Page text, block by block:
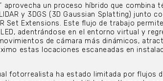
aprovecha un proceso híbrido que combina
y 3DGS (3D Gaussian Splatting) junto
Set Extensions. Este flujo de trabajo
adentrándose en el entorno virtual y
de cámara más dinámicos,
estas locaciones escaneadas en
fotorrealista ha estado limitada por flujos